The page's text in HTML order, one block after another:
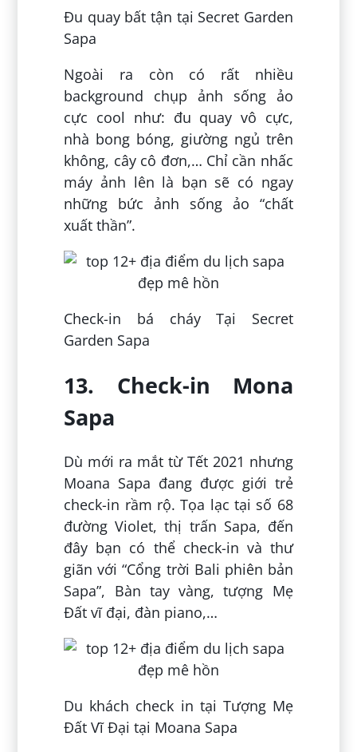
Đu quay bất tận tại Secret Garden
Sapa
Ngoài ra còn có rất nhiều
background chụp ảnh sống ảo
cực cool như: đu quay vô cực,
nhà bong bóng, giường ngủ trên
không, cây cô đơn,… Chỉ cần nhấc
máy ảnh lên là bạn sẽ có ngay
những bức ảnh sống ảo “chất
xuất thần”.
Check-in bá cháy Tại Secret
Garden Sapa
13. Check-in Mona
Sapa
Dù mới ra mắt từ Tết 2021 nhưng
Moana Sapa đang được giới trẻ
check-in rầm rộ. Tọa lạc tại số 68
đường Violet, thị trấn Sapa, đến
đây bạn có thể check-in và thư
giãn với “Cổng trời Bali phiên bản
Sapa”, Bàn tay vàng, tượng Mẹ
Đất vĩ đại, đàn piano,…
Du khách check in tại Tượng Mẹ
Đất Vĩ Đại tại Moana Sapa